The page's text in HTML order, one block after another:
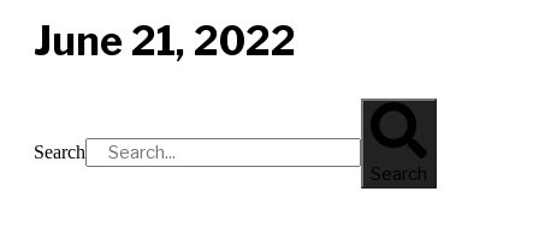
June 21, 2022
Search
Search